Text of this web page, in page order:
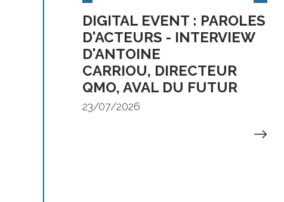
DIGITAL EVENT : PAROLES
D'ACTEURS - INTERVIEW
D'ANTOINE
CARRIOU, DIRECTEUR
QMO, AVAL DU FUTUR
23/07/2026